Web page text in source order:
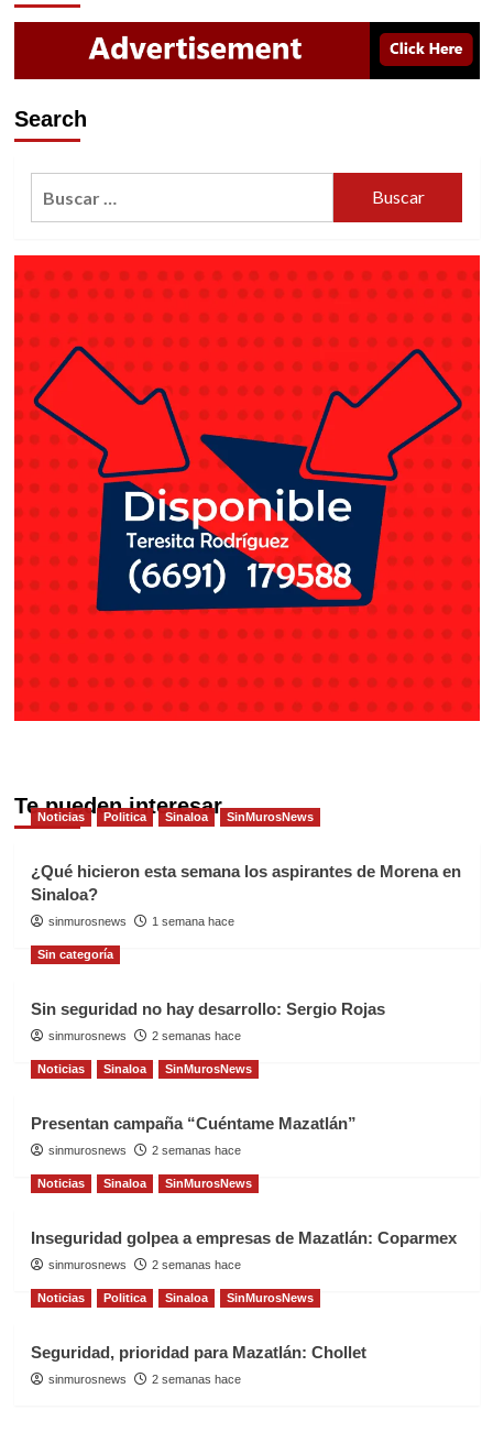
Search
Te pueden interesar
Noticias Politica Sinaloa SinMurosNews
¿Qué hicieron esta semana los aspirantes de Morena en
Sinaloa?
sinmurosnews 1 semana hace
Sin categoría
Sin seguridad no hay desarrollo: Sergio Rojas
sinmurosnews 2 semanas hace
Noticias Sinaloa SinMurosNews
Presentan campaña “Cuéntame Mazatlán”
sinmurosnews 2 semanas hace
Noticias Sinaloa SinMurosNews
Inseguridad golpea a empresas de Mazatlán: Coparmex
sinmurosnews 2 semanas hace
Noticias Politica Sinaloa SinMurosNews
Seguridad, prioridad para Mazatlán: Chollet
sinmurosnews 2 semanas hace